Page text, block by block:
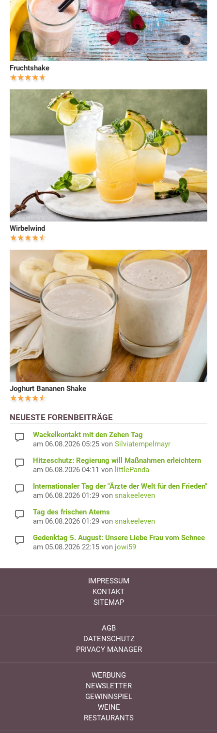
Fruchtshake
Wirbelwind
Joghurt Bananen Shake
NEUESTE FORENBEITRÄGE
Wackelkontakt mit den Zehen Tag
am 06.08.2026 05:25 von Silviatempelmayr
Hitzeschutz: Regierung will Maßnahmen erleichtern
am 06.08.2026 04:11 von littlePanda
Internationaler Tag der "Ärzte der Welt für den Frieden"
am 06.08.2026 01:29 von snakeeleven
Tag des frischen Atems
am 06.08.2026 01:29 von snakeeleven
Gedenktag 5. August: Unsere Liebe Frau vom Schnee
am 05.08.2026 22:15 von jowi59
IMPRESSUM
KONTAKT
SITEMAP
AGB
DATENSCHUTZ
PRIVACY MANAGER
WERBUNG
NEWSLETTER
GEWINNSPIEL
WEINE
RESTAURANTS